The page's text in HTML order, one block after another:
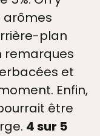
arômes
plan
remarques
et
Enfin,
être
4 sur 5